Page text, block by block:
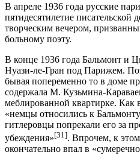
В апреле 1936 года русские
пятидесятилетие писательской
творческим вечером,
больному поэту.
В конце 1936 года Бальмонт и
Нуази-ле-Гран под Парижем.
бывая попеременно то в доме
содержала М. Кузьмина-
меблированной квартирке.
«немцы относились к
гитлеровцы попрекали его за
убеждения»[31]. Впрочем, к
окончательно впал в